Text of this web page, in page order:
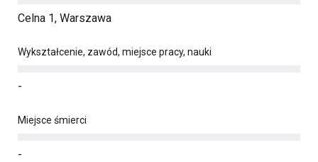
Celna 1, Warszawa
Wykształcenie, zawód, miejsce pracy, nauki
-
Miejsce śmierci
-